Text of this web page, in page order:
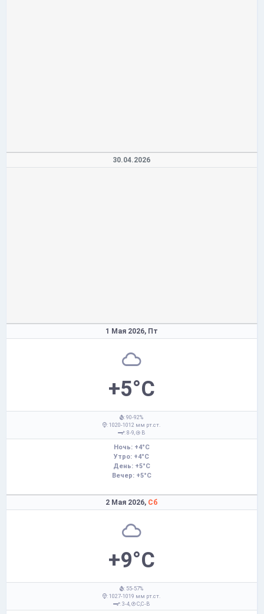
30.04.2026
1 Мая 2026, Пт
+5°C
: 90-92%
: 1020-1012 мм рт.ст.
: 8-9,
В
Ночь: +4°C
Утро: +4°C
День: +5°C
Вечер: +5°C
2 Мая 2026, Сб
+9°C
: 55-57%
: 1027-1019 мм рт.ст.
: 3-4,
С,С-В